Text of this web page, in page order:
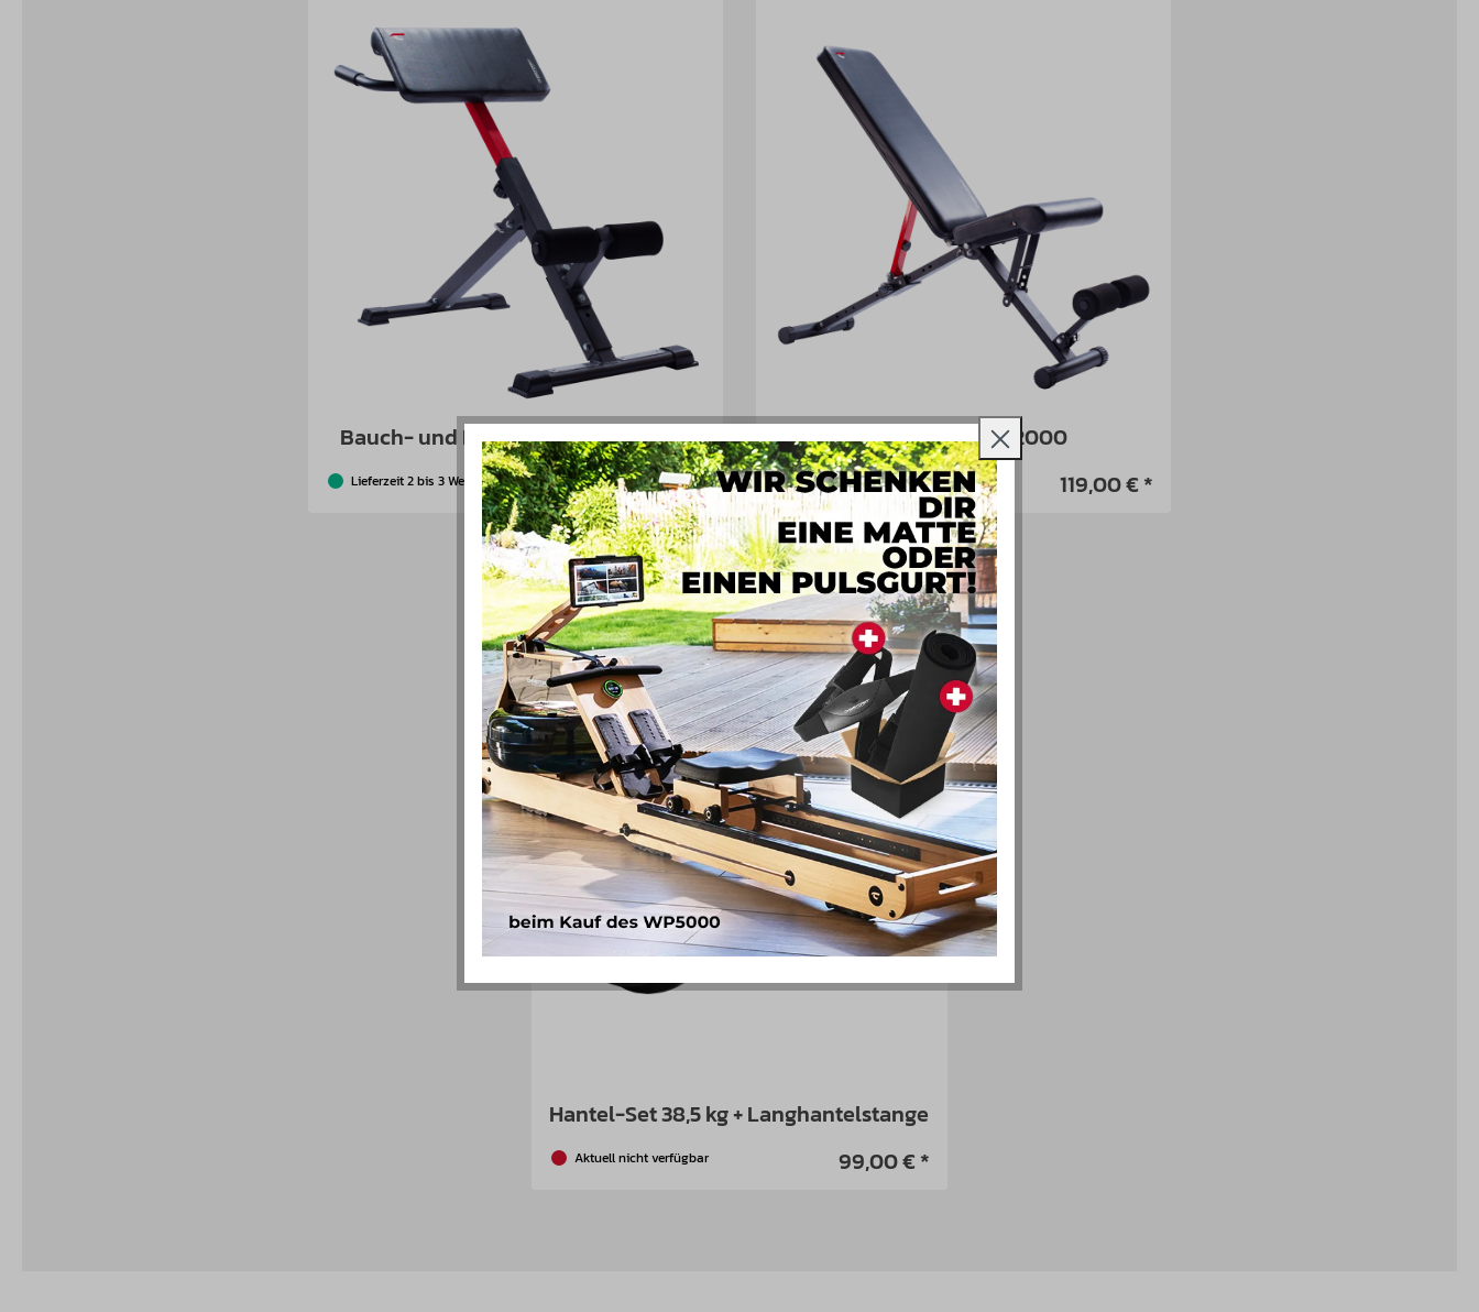
Bauch- und Rückentrainer AB 1000
Lieferzeit 2 bis 3 Werktage 99,00 € *
Schrägbank TB 2000
Aktuell nicht verfügbar 119,00 € *
ZUBEHÖR PRODUKTE
Hantel-Set 38,5 kg + Langhantelstange
Aktuell nicht verfügbar 99,00 € *